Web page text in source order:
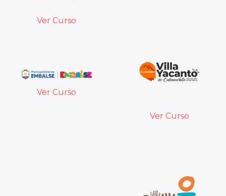
Ver Curso
Ver Curso
Ver Curso